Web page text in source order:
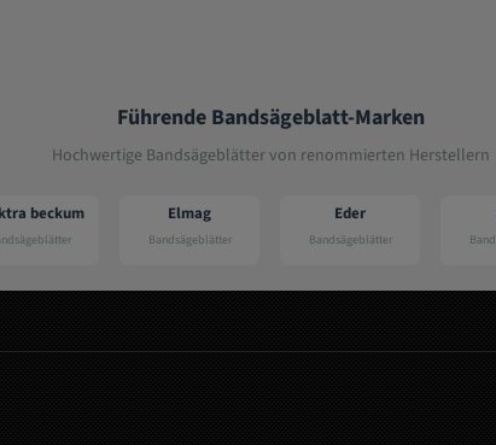
Führende Bandsägeblatt-Marken
Hochwertige Bandsägeblätter von renommierten Herstellern
Elmag
Bandsägeblätter
Eder
Bandsägeblätter
Emir
Bandsägeblätter